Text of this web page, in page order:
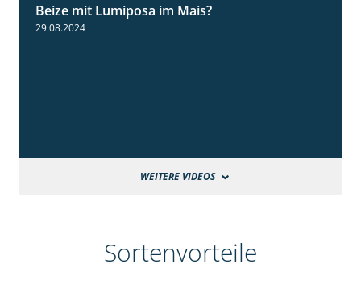
Beize mit Lumiposa im Mais?
29.08.2024
WEITERE VIDEOS
Sortenvorteile